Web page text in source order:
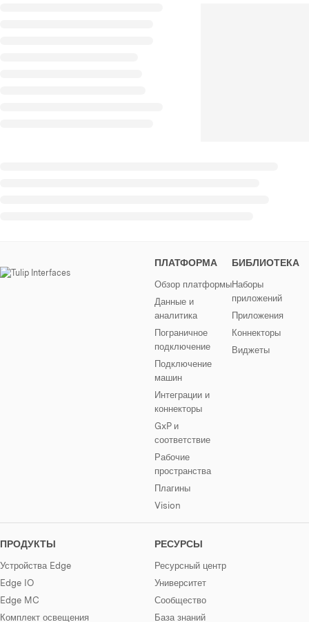
ПЛАТФОРМА
Обзор платформы
Данные и
аналитика
Пограничное
подключение
Подключение
машин
Интеграции и
коннекторы
GxP и
соответствие
Рабочие
пространства
Плагины
Vision
БИБЛИОТЕКА
Наборы
приложений
Приложения
Коннекторы
Виджеты
ПРОДУКТЫ
Устройства Edge
Edge IO
Edge MC
Комплект освещения
РЕСУРСЫ
Ресурсный центр
Университет
Сообщество
База знаний